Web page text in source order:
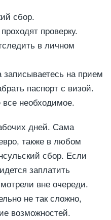
сбор.
проверку.
в личном
на прием
паспорт с визой.
все необходимое.
дней. Сама
также в любом
сбор. Если
заплатить
вне очереди.
не так сложно,
возможностей.